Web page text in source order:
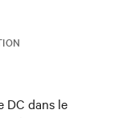
DC dans le